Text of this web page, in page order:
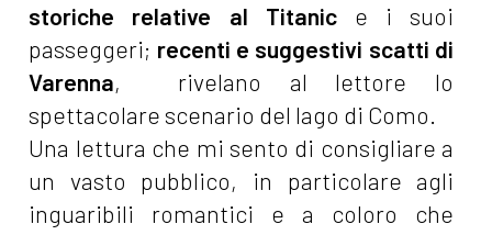
storiche relative al Titanice i suoi
passeggeri; recenti e suggestivi scatti di
Varenna, rivelano al lettore lo
spettacolare scenario del lago di Como.
Una lettura che mi sento di consigliare a
un vasto pubblico, in particolare agli
inguaribili romantici e a coloro che